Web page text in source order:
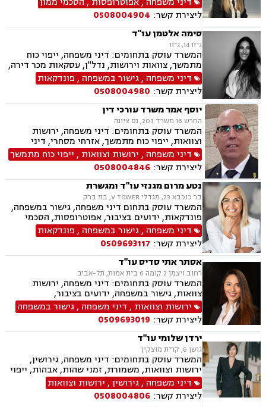
ליצירת קשר: 0508004904
סימה אלטמן עו"ד
גיזו 14, גיזו
המשרד עוסק בתחומים: דיני משפחה, ייפוי כוח
מתמשך, צוואות וירושות, נדל"ן, עסקאות מכר דירה,
משפט אזרחי
דיני משפחה ,גישור במשפחה , פונדקאות
ליצירת קשר: 0508004980
יוסף אמר משרד עורכי דין
החרש 16 משרד 203, נס ציונה
המשרד עוסק בתחומים: דיני משפחה, ירושות
וצוואות, ייפוי כוח מתמשך, אזרחי מסחרי, דיני
חברות, דיני חוזים, חוקתי מנהלי, חטיפת ילדים,
סכסוך בין בעלי מניות, תביעות חוב, תיאום הורי,
לשון הרע, בוררות וגישור.
דיני משפחה , ירושות וצוואות , ייפוי כוח מתמשך
ליצירת קשר: 0508004846
נטע מרום מגנזי עו"ד ומגשרת
בר כוכבא 23, מגדלי V TOWER, בני ברק
המשרד עוסק בתחום דיני משפחה, גישור במשפחה,
פונדקאות, ידועים בציבור, אפוטרופסות, הסכמי
ממון, אבהות, מזונות, משמורת, גירושין, הורות חד
מינית, נישואים אזרחיים, חוק הנוער, אימוץ, חלוקת
רכוש, מעמד אישי, זמני שהות, אומנה, ניכור הורי,
העברה בין דורית, ירושות וצוואות, ייפוי כוח מתמשך
דיני משפחה ,גישור במשפחה , פונדקאות
ליצירת קשר: 0509693117
אסתר אתי סדיס עו"ד
רחוב ויצמן 2 קומה 6 בית אמות, תל-אביב
המשרד עוסק בתחומים: דיני משפחה, ירושות
צוואות, גישור במשפחה, ידועים בציבור,
אפוטרופסות, הסכמי ממון, אבהות , מזונות,
משמורת, גירושין, חוק הנוער, אימוץ , חלוקת רכוש,
מעמד אישי, זמני שהות, אומנה, ניכור הורי, העברה
בין דורית
ירושות וצוואות , דיני משפחה ,גישור במשפחה
ליצירת קשר: 0509693019
ירדן שלומי עו"ד
גושן 6, קרית מוצקין
המשרד עוסק בתחומים: דיני משפחה, גירושין,
ירושות וצוואות, משמורת, זמני שהות, אבהות, ייפוי
כוח מתמשך, ידועים בציבור, מזונות, חלוקת רכוש,
ניכור הורי, אפוטרופסות, הסכמי ממון, נישואים
אזרחיים
דיני משפחה ,גירושין, ירושות וצוואות
ליצירת קשר: 0508004806